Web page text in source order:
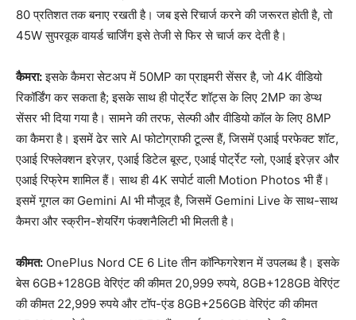
80 प्रतिशत तक बनाए रखती है। जब इसे रिचार्ज करने की जरूरत होती है, तो
45W सुपरवूक वायर्ड चार्जिंग इसे तेजी से फिर से चार्ज कर देती है।
कैमरा:इसके कैमरा सेटअप में 50MP का प्राइमरी सेंसर है, जो 4K वीडियो
रिकॉर्डिंग कर सकता है; इसके साथ ही पोर्ट्रेट शॉट्स के लिए 2MP का डेप्थ
सेंसर भी दिया गया है। सामने की तरफ, सेल्फी और वीडियो कॉल के लिए 8MP
का कैमरा है। इसमें ढेर सारे AI फोटोग्राफी टूल्स हैं, जिसमें एआई परफेक्ट शॉट,
एआई रिफ्लेक्शन इरेज़र, एआई डिटेल बूस्ट, एआई पोर्ट्रेट ग्लो, एआई इरेज़र और
एआई रिफ्रेम शामिल हैं। साथ ही 4K सपोर्ट वाली Motion Photos भी हैं।
इसमें गूगल का Gemini AI भी मौजूद है, जिसमें Gemini Live के साथ-साथ
कैमरा और स्क्रीन-शेयरिंग फंक्शनैलिटी भी मिलती है।
कीमत: OnePlus Nord CE 6 Lite तीन कॉन्फिगरेशन में उपलब्ध है। इसके
बेस 6GB+128GB वेरिएंट की कीमत 20,999 रुपये, 8GB+128GB वेरिएंट
की कीमत 22,999 रुपये और टॉप-एंड 8GB+256GB वेरिएंट की कीमत